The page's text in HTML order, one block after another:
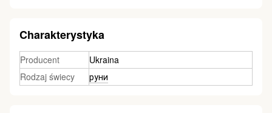
Charakterystyka
Producent
Ukraina
Rodzaj świecy
руни